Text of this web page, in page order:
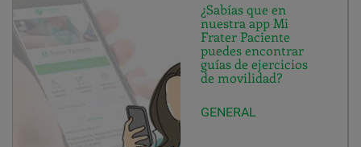
¿Sabías que en
nuestra app Mi
Frater Paciente
puedes encontrar
guías de ejercicios
de movilidad?
GENERAL